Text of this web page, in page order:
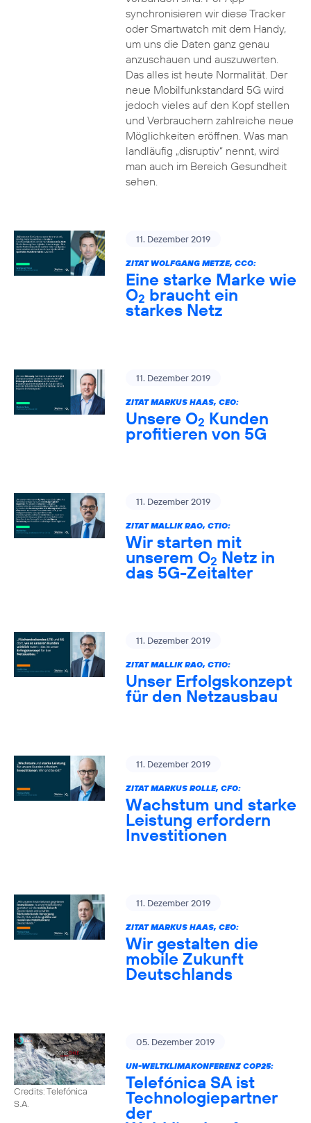
synchronisieren wir diese Tracker
oder Smartwatch mit dem Handy,
um uns die Daten ganz genau
anzuschauen und auszuwerten.
Das alles ist heute Normalität. Der
neue Mobilfunkstandard 5G wird
jedoch vieles auf den Kopf stellen
und Verbrauchern zahlreiche neue
Möglichkeiten eröffnen. Was man
landläufig „disruptiv“ nennt, wird
man auch im Bereich Gesundheit
sehen.
11. Dezember 2019
ZITAT WOLFGANG METZE, CCO:
Eine starke Marke wie
O2 braucht ein
starkes Netz
11. Dezember 2019
ZITAT MARKUS HAAS, CEO:
Unsere O2 Kunden
profitieren von 5G
11. Dezember 2019
ZITAT MALLIK RAO, CTIO:
Wir starten mit
unserem O2 Netz in
das 5G-Zeitalter
11. Dezember 2019
ZITAT MALLIK RAO, CTIO:
Unser Erfolgskonzept
für den Netzausbau
11. Dezember 2019
ZITAT MARKUS ROLLE, CFO:
Wachstum und starke
Leistung erfordern
Investitionen
11. Dezember 2019
ZITAT MARKUS HAAS, CEO:
Wir gestalten die
mobile Zukunft
Deutschlands
Credits: Telefónica
S.A.
05. Dezember 2019
UN-WELTKLIMAKONFERENZ COP25:
Telefónica SA ist
Technologiepartner
der